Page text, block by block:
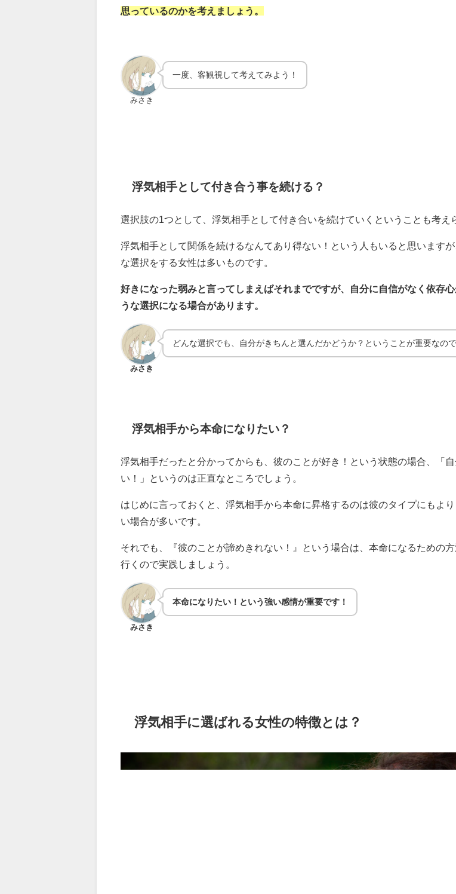
思っているのかを考えましょう。
みさき
一度、客観視して考えてみよう！
浮気相手として付き合う事を続ける？
選択肢の1つとして、浮気相手として付き合いを続けていくということも考え
浮気相手として関係を続けるなんてあり得ない！という人もいると思います
な選択をする女性は多いものです。
好きになった弱みと言ってしまえばそれまでですが、自分に自信がなく依存
うな選択になる場合があります。
みさき
どんな選択でも、自分がきちんと選んだかどうか？ということが重要なので
浮気相手から本命になりたい？
浮気相手だったと分かってからも、彼のことが好き！という状態の場合、「
い！」というのは正直なところでしょう。
はじめに言っておくと、浮気相手から本命に昇格するのは彼のタイプにもよ
い場合が多いです。
それでも、『彼のことが諦めきれない！』という場合は、本命になるための
行くので実践しましょう。
みさき
本命になりたい！という強い感情が重要です！
浮気相手に選ばれる女性の特徴とは？